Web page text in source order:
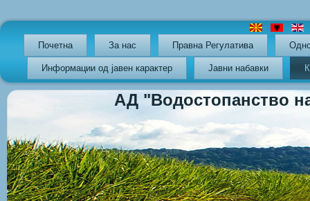
Почетна За нас Правна Регулатива
Информации од јавен карактер Јавни набавки
АД "Водостопанство на